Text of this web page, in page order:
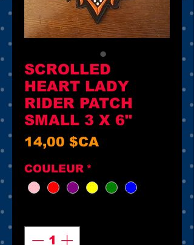
SCROLLED
HEART LADY
RIDER PATCH
SMALL 3 X 6"
14,00 $CAPrix
COULEUR *